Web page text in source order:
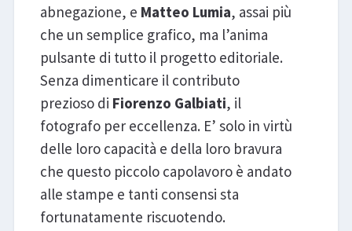
abnegazione, e Matteo Lumia, assai più
che un semplice grafico, ma l’anima
pulsante di tutto il progetto editoriale.
Senza dimenticare il contributo
prezioso di Fiorenzo Galbiati, il
fotografo per eccellenza. E’ solo in virtù
delle loro capacità e della loro bravura
che questo piccolo capolavoro è andato
alle stampe e tanti consensi sta
fortunatamente riscuotendo.